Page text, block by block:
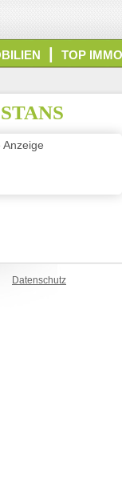
TOP
Anzeige
Datenschutz